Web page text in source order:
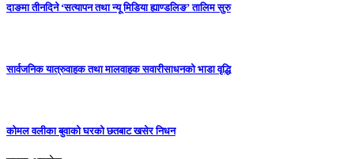
दाङमा तीनदिने ‘सत्यापन तथा न्यू मिडिया ह्याण्डलिङ’ तालिम सुरु
सार्वजनिक यात्रुवाहक तथा मालवाहक सवारीसाधनको भाडा वृद्धि
कोमल वलीका बुवाको घरको छतबाट खसेर निधन